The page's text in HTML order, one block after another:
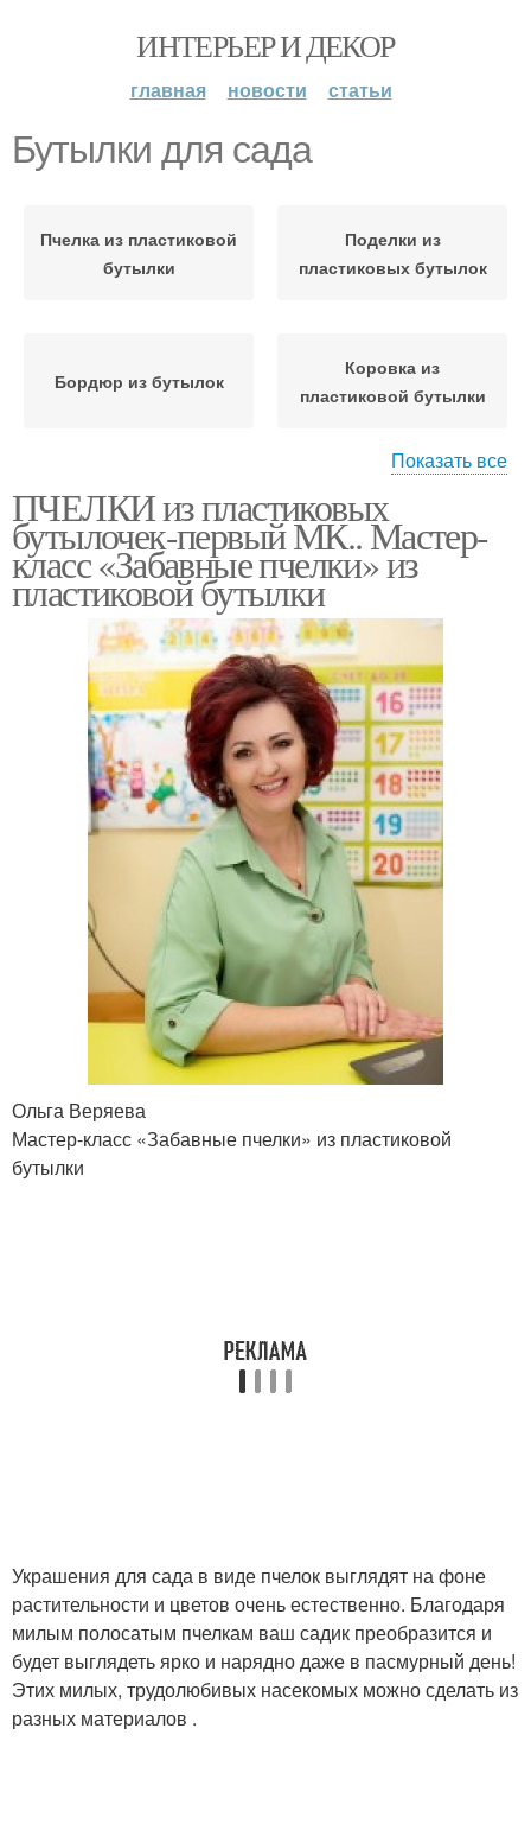
ИНТЕРЬЕР И ДЕКОР
главная новости статьи
Бутылки для сада
Пчелка из пластиковой
бутылки
Поделки из
пластиковых бутылок
Бордюр из бутылок
Коровка из
пластиковой бутылки
Коровка из
пластиковых бутылок
Бутылки для дачи
Пчелка из пластиковых
бутылок
Детский сад
Руки для сада Улья из бутылок
Пчела из бутылки
Уля из пластиковых
бутылок
Улья из пластиковых
бутылок
Пчелки из пластиковых
бутылок
Руки из пластиковой
Пчеловодство в
пластиковой бутылки
Поделки из бутылок
Показать все
ПЧЕЛКИ из пластиковых
бутылочек-первый МК.. Мастер-
класс «Забавные пчелки» из
пластиковой бутылки
Ольга Веряева
Мастер-класс «Забавные пчелки» из пластиковой
бутылки
Украшения для сада в виде пчелок выглядят на фоне
растительности и цветов очень естественно. Благодаря
милым полосатым пчелкам ваш садик преобразится и
будет выглядеть ярко и нарядно даже в пасмурный день!
Этих милых, трудолюбивых насекомых можно сделать из
разных материалов .